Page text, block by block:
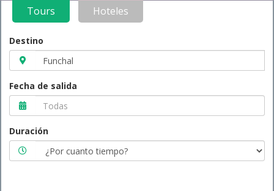
Tours Hoteles
Destino
Fecha de salida
Duración